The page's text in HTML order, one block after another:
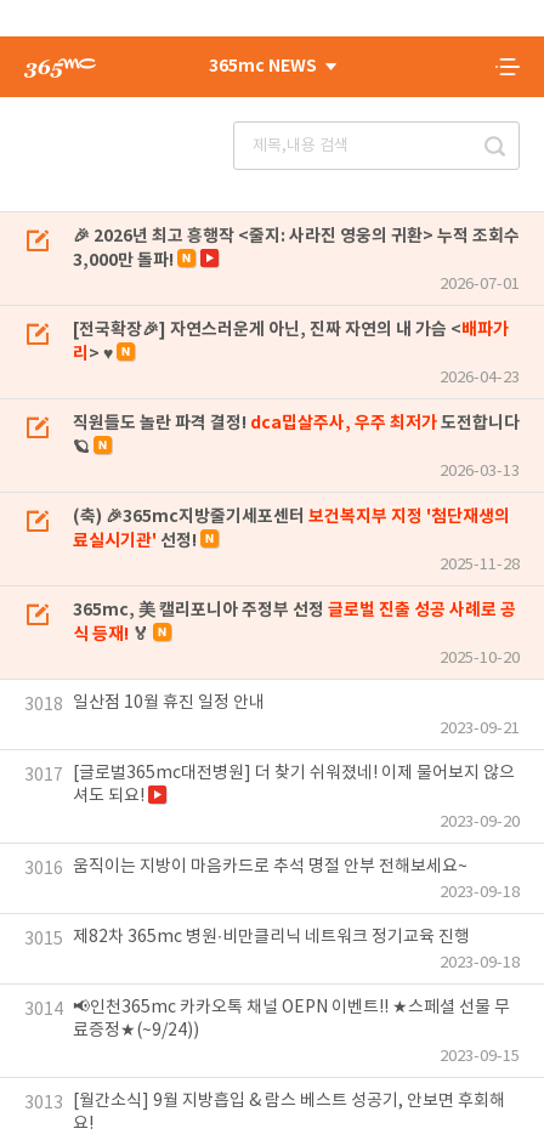
365mc NEWS
🎉 2026년 최고 흥행작 <줄지: 사라진 영웅의 귀환> 누적 조회수
3,000만 돌파!
2026-07-01
[전국확장🎉] 자연스러운게 아닌, 진짜 자연의 내 가슴 <배파가
리 > ♥
2026-04-23
직원들도 놀란 파격 결정! dca밉살주사, 우주 최저가도전합니다
🪐
2026-03-13
(축) 🎉365mc지방줄기세포센터 보건복지부 지정 '첨단재생의
료실시기관' 선정!
2025-11-28
365mc, 美 캘리포니아 주정부 선정 글로벌 진출 성공 사례로 공
식 등재! 🏅
2025-10-20
3018 일산점 10월 휴진 일정 안내
2023-09-21
3017
[글로벌365mc대전병원] 더 찾기 쉬워졌네! 이제 물어보지 않으
셔도 되요!
2023-09-20
3016 움직이는 지방이 마음카드로 추석 명절 안부 전해보세요~
2023-09-18
3015 제82차 365mc 병원∙비만클리닉 네트워크 정기교육 진행
2023-09-18
3014 📢인천365mc 카카오톡 채널 OEPN 이벤트!! ★스페셜 선물 무
료증정★(~9/24))
2023-09-15
3013
[월간소식] 9월 지방흡입 & 람스 베스트 성공기, 안보면 후회해
요!